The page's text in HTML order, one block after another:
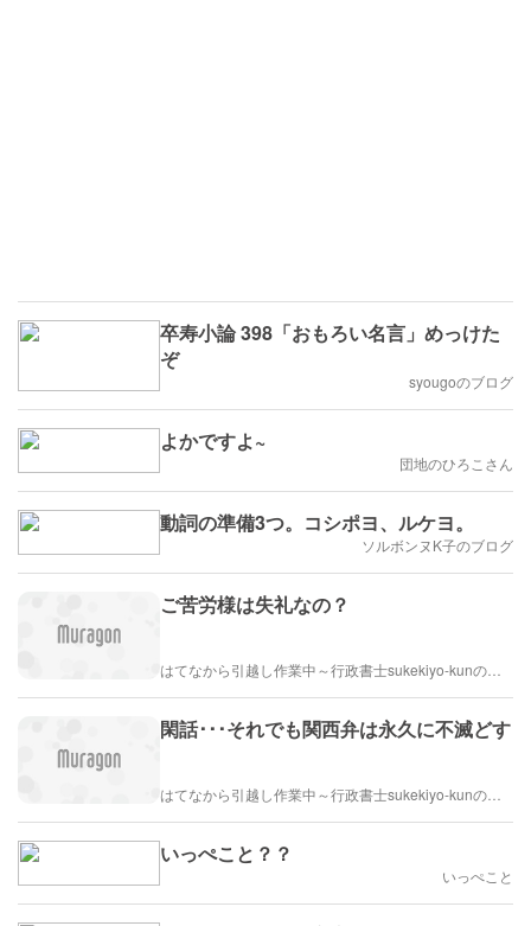
卒寿小論 398「おもろい名言」めっけた
ぞ
syougoのブログ
よかですよ~
団地のひろこさん
動詞の準備3つ。コシポヨ、ルケヨ。
ソルボンヌK子のブログ
ご苦労様は失礼なの？
閑話･･･それでも関西弁は永久に不滅どす
いっぺこと？？
いっぺこと